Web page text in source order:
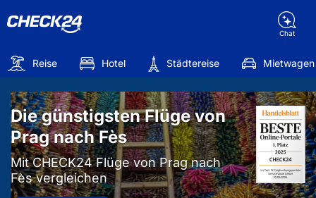
Chat
Reise Hotel Städtereise Mietwagen
Die günstigsten Flüge von
Prag nach Fès
Mit CHECK24 Flüge von Prag nach
Fès vergleichen